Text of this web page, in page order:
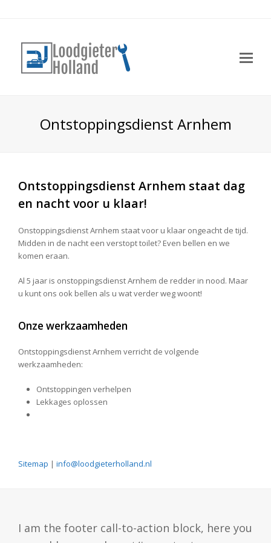
Ontstoppingsdienst Arnhem
Ontstoppingsdienst Arnhem staat dag
en nacht voor u klaar!
Onstoppingsdienst Arnhem staat voor u klaar ongeacht de tijd.
Midden in de nacht een verstopt toilet? Even bellen en we
komen eraan.
Al 5 jaar is onstoppingsdienst Arnhem de redder in nood. Maar
u kunt ons ook bellen als u wat verder weg woont!
Onze werkzaamheden
Ontstoppingsdienst Arnhem verricht de volgende
werkzaamheden:
Ontstoppingen verhelpen
Lekkages oplossen
Sitemap | info@loodgieterholland.nl
I am the footer call-to-action block, here you